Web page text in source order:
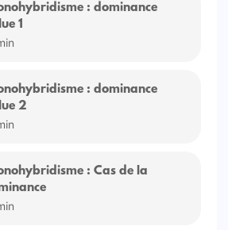
: dominance
1
: dominance
2
: Cas de la